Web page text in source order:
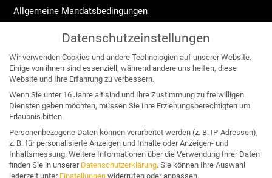
Allgemeine Mandatsbedingungen
Datenschutzerklärung
Angebote für:
Unternehmen & Organisation
Business & Wettbewerb
Konflikt & Krise
Datenschutzeinstellungen
Wir verwenden Cookies und andere Technologien auf unserer Website.
Einige von ihnen sind essenziell, während andere uns helfen, diese
Website und Ihre Erfahrung zu verbessern.
Wenn Sie unter 16 Jahre alt sind und Ihre Zustimmung zu freiwilligen
Diensten geben möchten, müssen Sie Ihre Erziehungsberechtigten um
Erlaubnis bitten.
Personenbezogene Daten können verarbeitet werden (z. B. IP-Adressen),
z. B. für personalisierte Anzeigen und Inhalte oder Anzeigen- und
Inhaltsmessung. Weitere Informationen über die Verwendung Ihrer Daten
finden Sie in unserer Datenschutzerklärung. Sie können Ihre Auswahl
jederzeit unter Einstellungen widerrufen oder anpassen.